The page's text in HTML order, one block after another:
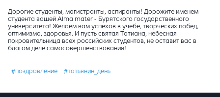
Дорогие студенты, магистранты, аспиранты! Дорожите именем
студента вашей Alma mater - Бурятского государственного
университета! Желаем вам успехов в учебе, творческих побед,
оптимизма, здоровья. И пусть святая Татиана, небесная
покровительница всех российских студентов, не оставит вас в
благом деле самосовершенствования!
#поздравление #татьянин_день